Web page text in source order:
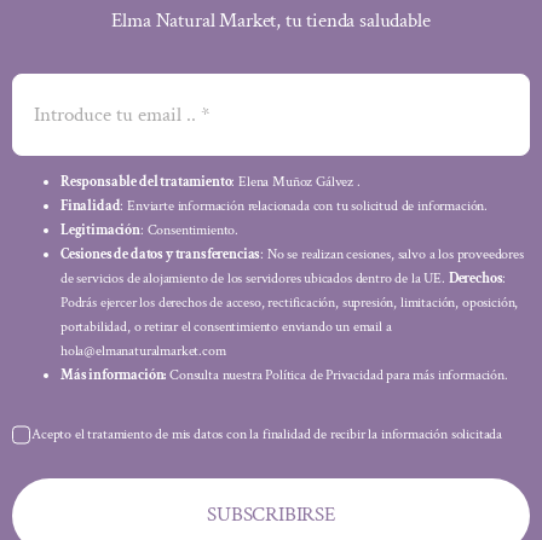
Elma Natural Market, tu tienda saludable
Responsable del tratamiento: Elena Muñoz Gálvez .
Finalidad: Enviarte información relacionada con tu solicitud de información.
Legitimación: Consentimiento.
Cesiones de datos y transferencias: No se realizan cesiones, salvo a los proveedores
de servicios de alojamiento de los servidores ubicados dentro de la UE. Derechos:
Podrás ejercer los derechos de acceso, rectificación, supresión, limitación, oposición,
portabilidad, o retirar el consentimiento enviando un email a
hola@elmanaturalmarket.com
Más información: Consulta nuestra Política de Privacidad para más información.
Acepto el tratamiento de mis datos con la finalidad de recibir la información solicitada
SUBSCRIBIRSE